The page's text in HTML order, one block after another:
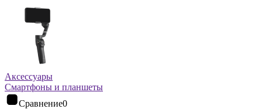
Аксессуары
Смартфоны и планшеты
Сравнение0